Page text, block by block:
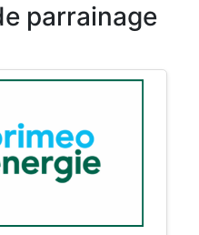
parrainage